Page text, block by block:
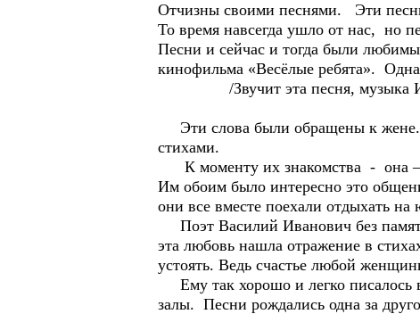
Отчизны своими песнями. Эти
То время навсегда ушло от нас, но
Песни и сейчас и тогда были
кинофильма «Весёлые ребята».
/Звучит эта песня, музыка
Эти слова были обращены к жене.
стихами.
К моменту их знакомства - она –
Им обоим было интересно это
они все вместе поехали отдыхать на
Поэт Василий Иванович без
эта любовь нашла отражение в
устоять. Ведь счастье любой
Ему так хорошо и легко писалось
залы. Песни рождались одна за